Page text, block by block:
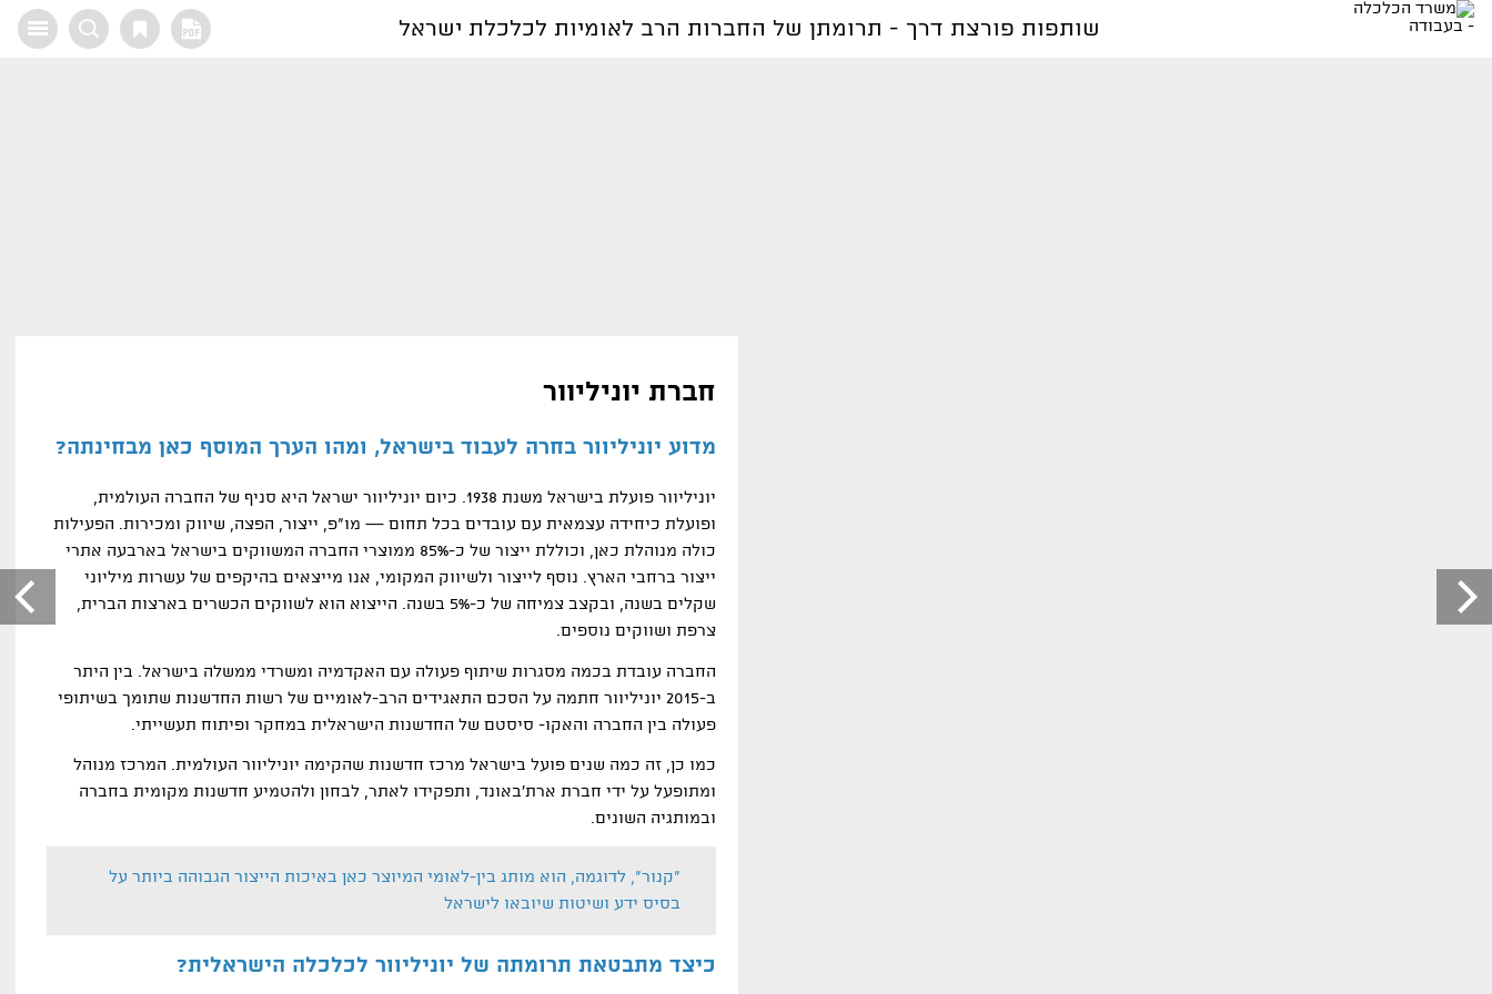
שותפות פורצת דרך - תרומתן של החברות הרב לאומיות לכלכלת ישראל
חברת יוניליוור
מדוע יוניליוור בחרה לעבוד בישראל, ומהו הערך המוסף כאן מבחינתה?
יוניליוור פועלת בישראל משנת 1938. כיום יוניליוור ישראל היא סניף של החברה העולמית,
ופועלת כיחידה עצמאית עם עובדים בכל תחום — מו"פ, ייצור, הפצה, שיווק ומכירות. הפעילות
כולה מנוהלת כאן, וכוללת ייצור של כ-85% ממוצרי החברה המשווקים בישראל בארבעה אתרי
ייצור ברחבי הארץ. נוסף לייצור ולשיווק המקומי, אנו מייצאים בהיקפים של עשרות מיליוני
שקלים בשנה, ובקצב צמיחה של כ-5% בשנה. הייצוא הוא לשווקים הכשרים בארצות הברית,
צרפת ושווקים נוספים.
החברה עובדת בכמה מסגרות שיתוף פעולה עם האקדמיה ומשרדי ממשלה בישראל. בין היתר
ב-2015 יוניליוור חתמה על הסכם התאגידים הרב-לאומיים של רשות החדשנות שתומך בשיתופי
פעולה בין החברה והאקו- סיסטם של החדשנות הישראלית במחקר ופיתוח תעשייתי.
כמו כן, זה כמה שנים פועל בישראל מרכז חדשנות שהקימה יוניליוור העולמית. המרכז מנוהל
ומתופעל על ידי חברת ארת'באונד, ותפקידו לאתר, לבחון ולהטמיע חדשנות מקומית בחברה
ובמותגיה השונים.
"קנור", לדוגמה, הוא מותג בין-לאומי המיוצר כאן באיכות הייצור הגבוהה ביותר על
בסיס ידע ושיטות שיובאו לישראל
כיצד מתבטאת תרומתה של יוניליוור לכלכלה הישראלית?
X